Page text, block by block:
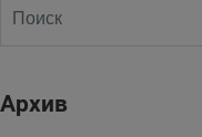
Архив